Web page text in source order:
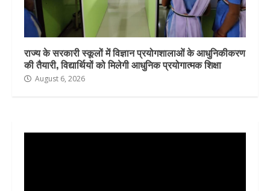
राज्य के सरकारी स्कूलों में विज्ञान प्रयोगशालाओं के आधुनिकीकरण
की तैयारी, विद्यार्थियों को मिलेगी आधुनिक प्रयोगात्मक शिक्षा
August 6, 2026